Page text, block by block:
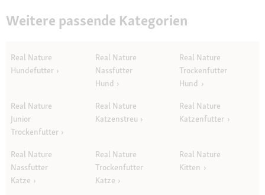
Weitere passende Kategorien
Real Nature
Hundefutter
Real Nature
Nassfutter
Hund
Real Nature
Trockenfutter
Hund
Real Nature
Junior
Trockenfutter
Real Nature
Katzenstreu
Real Nature
Katzenfutter
Real Nature
Nassfutter
Katze
Real Nature
Trockenfutter
Katze
Real Nature
Kitten